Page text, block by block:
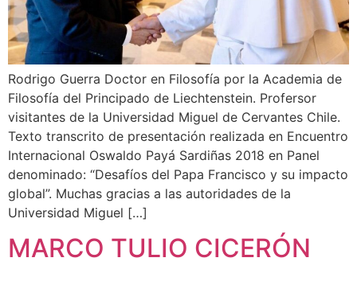
Rodrigo Guerra Doctor en Filosofía por la Academia de
Filosofía del Principado de Liechtenstein. Profersor
visitantes de la Universidad Miguel de Cervantes Chile.
Texto transcrito de presentación realizada en Encuentro
Internacional Oswaldo Payá Sardiñas 2018 en Panel
denominado: “Desafíos del Papa Francisco y su impacto
global”. Muchas gracias a las autoridades de la
Universidad Miguel […]
MARCO TULIO CICERÓN